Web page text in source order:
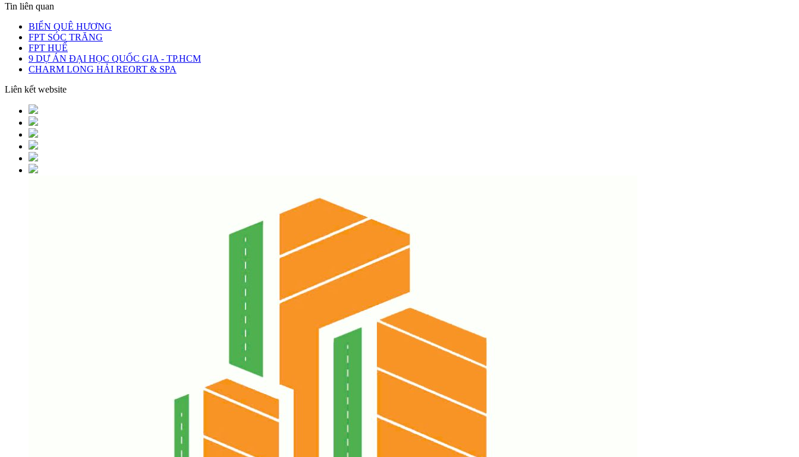
Tin liên quan
BIỂN QUÊ HƯƠNG
FPT SÓC TRĂNG
FPT HUẾ
9 DỰ ÁN ĐẠI HỌC QUỐC GIA - TP.HCM
CHARM LONG HẢI REORT & SPA
Liên kết website